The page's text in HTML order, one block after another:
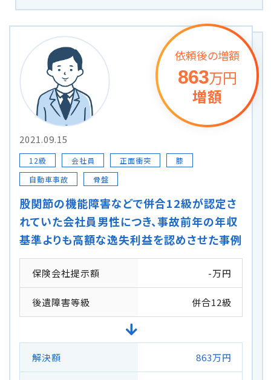
2021.09.15
12級 会社員 正面衝突
膝
自動車事故
骨盤
股関節の機能障害などで併合12級が認定さ
れていた会社員男性につき、事故前年の年収
基準よりも高額な逸失利益を認めさせた事例
保険会社提示額 -万円
後遺障害等級 併合12級
解決額 863万円
依頼後の増額
863万円
増額